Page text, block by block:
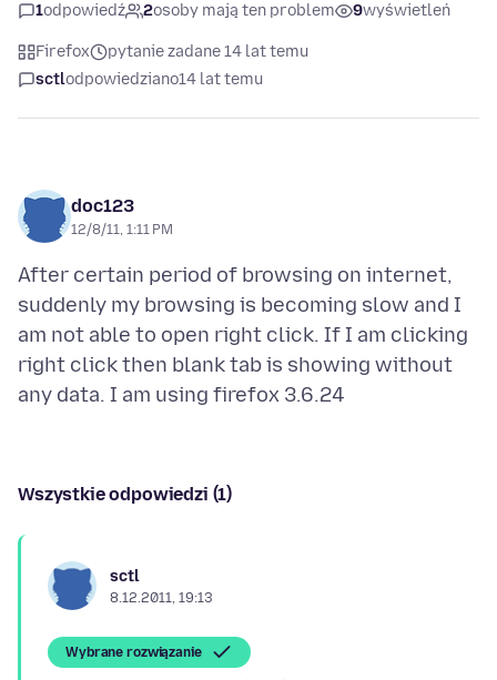
1odpowiedź 2osoby mają ten problem 9wyświetleń
Firefox
pytanie zadane 14 lat temu
sctlodpowiedziano14 lat temu
doc123
12/8/11, 1:11 PM
After certain period of browsing on internet,
suddenly my browsing is becoming slow and I
am not able to open right click. If I am clicking
right click then blank tab is showing without
Wszystkie odpowiedzi (1)
sctl
8.12.2011, 19:13
Wybrane rozwiązanie